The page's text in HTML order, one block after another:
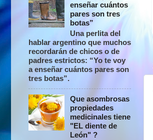
enseñar cuántos
pares son tres
botas”
Una perlita del
hablar argentino que muchos
recordarán de chicos o de
padres estrictos: “Yo te voy
a enseñar cuántos pares son
tres botas”.
Que asombrosas
propiedades
medicinales tiene
"EL diente de
León" ?